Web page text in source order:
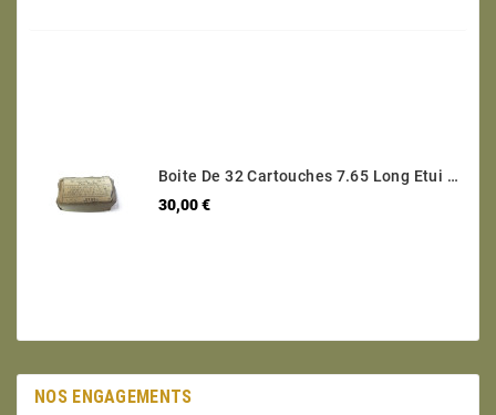
Boite De 32 Cartouches 7.65 Long Etui Laiton Categorie B Ref 600
30,00 €Prix
NOS ENGAGEMENTS